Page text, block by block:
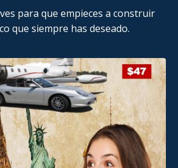
para que empieces a construir
que siempre has deseado.